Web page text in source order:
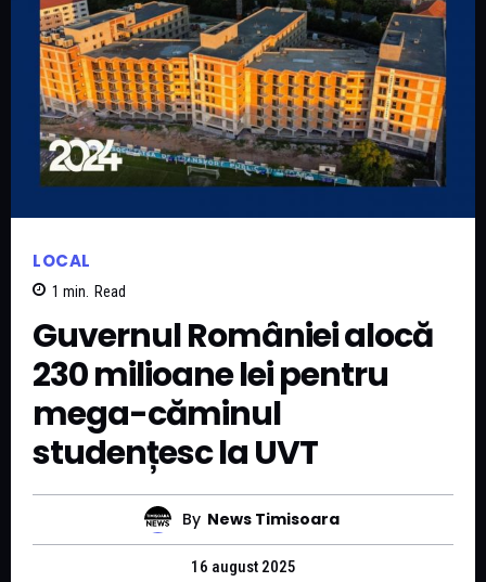
LOCAL
1 min. Read
Guvernul României alocă
230 milioane lei pentru
mega-căminul
studențesc la UVT
By News Timisoara
16 august 2025